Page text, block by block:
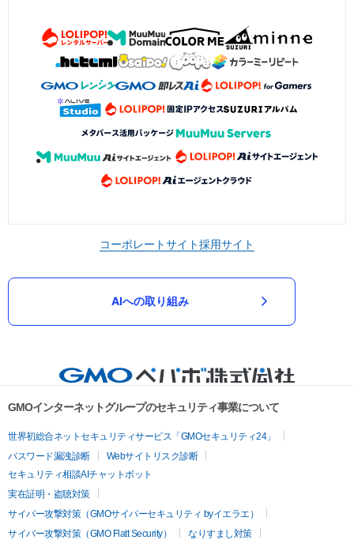
コーポレートサイト採用サイト
AIへの取り組み
GMOインターネットグループのセキュリティ事業について
世界初総合ネットセキュリティサービス「GMOセキュリティ24」
パスワード漏洩診断
Webサイトリスク診断
セキュリティ相談AIチャットボット
実在証明・盗聴対策
サイバー攻撃対策（GMOサイバーセキュリティ byイエラエ）
サイバー攻撃対策（GMO Flatt Security）
なりすまし対策